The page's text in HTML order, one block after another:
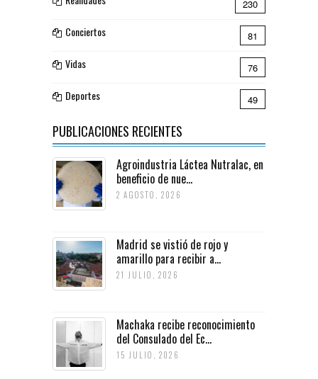
230
Conciertos 81
Vidas 76
Deportes 49
PUBLICACIONES RECIENTES
Agroindustria Láctea Nutralac, en
beneficio de nue...
2 AGOSTO, 2026
Madrid se vistió de rojo y
amarillo para recibir a...
21 JULIO, 2026
Machaka recibe reconocimiento
del Consulado del Ec...
15 JULIO, 2026